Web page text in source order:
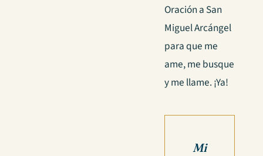
Oración a San
Miguel Arcángel
para que me
ame, me busque
y me llame. ¡Ya!
Mi